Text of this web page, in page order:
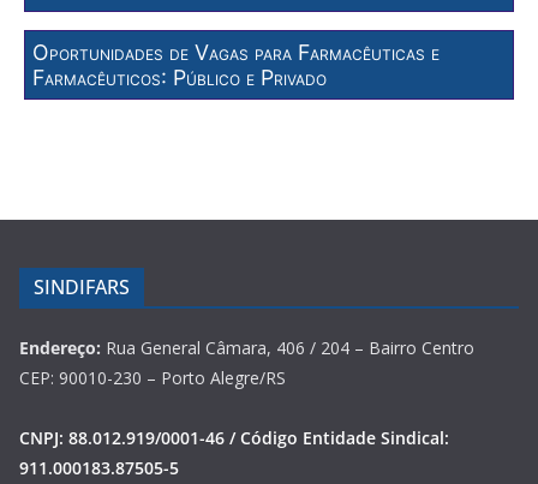
Oportunidades de Vagas para Farmacêuticas e
Farmacêuticos: Público e Privado
SINDIFARS
Endereço: Rua General Câmara, 406 / 204 – Bairro Centro
CEP: 90010-230 – Porto Alegre/RS
CNPJ: 88.012.919/0001-46 / Código Entidade Sindical:
911.000183.87505-5